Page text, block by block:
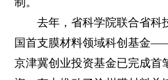
去年，省科学院联合省科
国首支膜材料领域科创基金
京津冀创业投资基金已完成首